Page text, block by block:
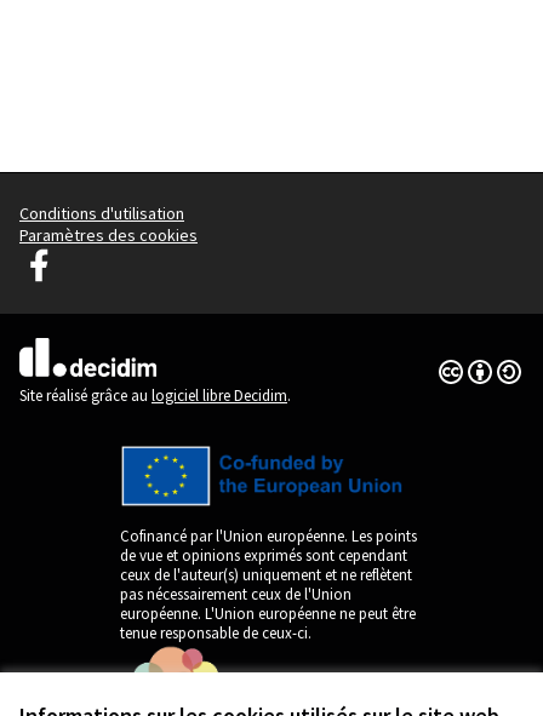
Conditions d'utilisation
Paramètres des cookies
Decidim Ljubljana sur Facebook
(Lien externe)
Site réalisé grâce au logiciel libre Decidim.
Licence
(Lien
Cofinancé par l'Union européenne. Les points
de vue et opinions exprimés sont cependant
ceux de l'auteur(s) uniquement et ne reflètent
pas nécessairement ceux de l'Union
européenne. L'Union européenne ne peut être
tenue responsable de ceux-ci.